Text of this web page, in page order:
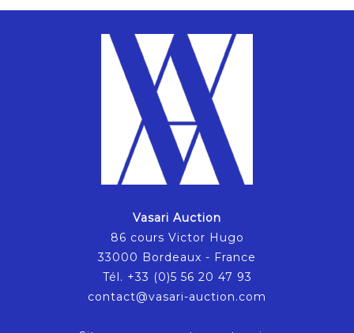
Vasari Auction
86 cours Victor Hugo
33000 Bordeaux - France
Tél. +33 (0)5 56 20 47 93
contact@vasari-auction.com